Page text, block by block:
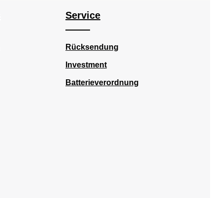
Service
Rücksendung
Investment
Batterieverordnung